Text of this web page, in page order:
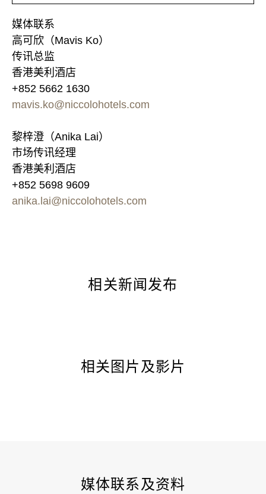
媒体联系
高可欣（Mavis Ko）
传讯总监
香港美利酒店
+852 5662 1630
mavis.ko@niccolohotels.com
黎梓澄（Anika Lai）
市场传讯经理
香港美利酒店
+852 5698 9609
anika.lai@niccolohotels.com
相关新闻发布
相关图片及影片
媒体联系及资料